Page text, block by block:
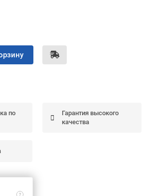
по
Гарантия высокого
качества
(800) 100-05 85